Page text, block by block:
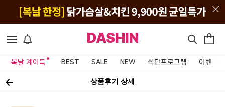
DASHIN
복날 계이득 BEST SALE NEW 식단프로그램 이벤트&
상품후기 상세